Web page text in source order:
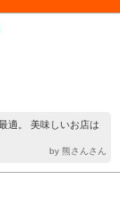
適。 美味しいお店は
by 熊さんさん